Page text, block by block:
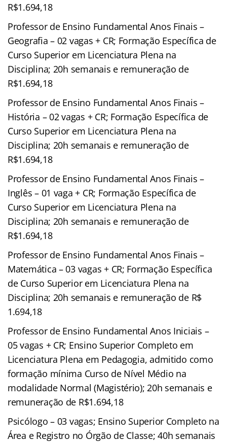
R$1.694,18
Professor de Ensino Fundamental Anos Finais –
Geografia – 02 vagas + CR; Formação Específica de
Curso Superior em Licenciatura Plena na
Disciplina; 20h semanais e remuneração de
R$1.694,18
Professor de Ensino Fundamental Anos Finais –
História – 02 vagas + CR; Formação Específica de
Curso Superior em Licenciatura Plena na
Disciplina; 20h semanais e remuneração de
R$1.694,18
Professor de Ensino Fundamental Anos Finais –
Inglês – 01 vaga + CR; Formação Específica de
Curso Superior em Licenciatura Plena na
Disciplina; 20h semanais e remuneração de
R$1.694,18
Professor de Ensino Fundamental Anos Finais –
Matemática – 03 vagas + CR; Formação Específica
de Curso Superior em Licenciatura Plena na
Disciplina; 20h semanais e remuneração de R$
1.694,18
Professor de Ensino Fundamental Anos Iniciais –
05 vagas + CR; Ensino Superior Completo em
Licenciatura Plena em Pedagogia, admitido como
formação mínima Curso de Nível Médio na
modalidade Normal (Magistério); 20h semanais e
remuneração de R$1.694,18
Psicólogo – 03 vagas; Ensino Superior Completo na
Área e Registro no Órgão de Classe; 40h semanais